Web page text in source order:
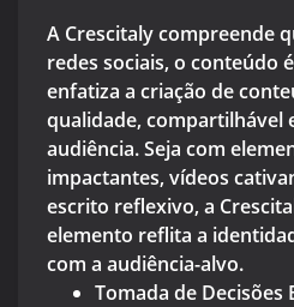
A Crescitaly compreende
redes sociais, o conteúdo
enfatiza a criação de
qualidade, compartilhável
audiência. Seja com
impactantes, vídeos
escrito reflexivo, a
elemento reflita a
com a audiência-alvo.
Tomada de Decisões